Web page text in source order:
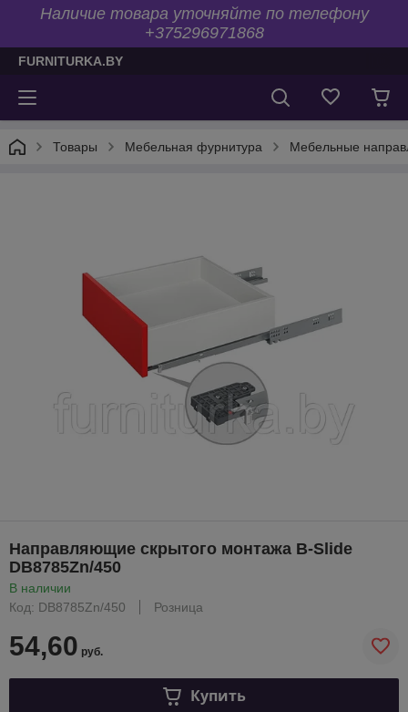
Наличие товара уточняйте по телефону
+375296971868
FURNITURKA.BY
Товары Мебельная фурнитура Мебельные
Направляющие скрытого монтажа B-Slide
DB8785Zn/450
В наличии
Код: DB8785Zn/450
Розница
54,60 руб.
Купить